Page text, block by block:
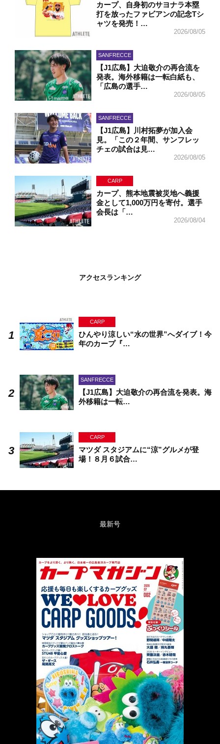
カープ、自身初のサヨナラ本塁
打を放ったファビアンの記念Tシ
ャツを発売！…
2026/08/05
SANFRECCE
【J1広島】大迫敬介の再合流を
発表。海外移籍は一転白紙も、
「広島の選手…
2026/08/05
SANFRECCE
【J1広島】川村拓夢が加入会
見。「この２年間、サンフレッ
チェの試合は見…
2026/08/05
CARP
カープ、熊本地震被災地へ義援
金として1,000万円を寄付。選手
会長は「…
2026/08/04
アクセスランキング
CARP
ひんやり涼しい“水の世界”へダイブ！今
年のカープ『…
SANFRECCE
【J1広島】大迫敬介の再合流を発表。海
外移籍は一転…
CARP
マツダ スタジアムに“涼”グルメが登
場！８月６試合…
最新号